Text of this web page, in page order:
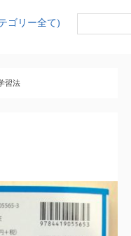
ゴリー全て)
習法